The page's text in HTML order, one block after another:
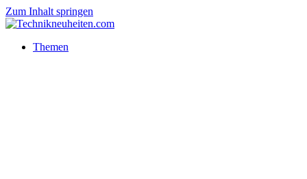
Zum Inhalt springen
Themen